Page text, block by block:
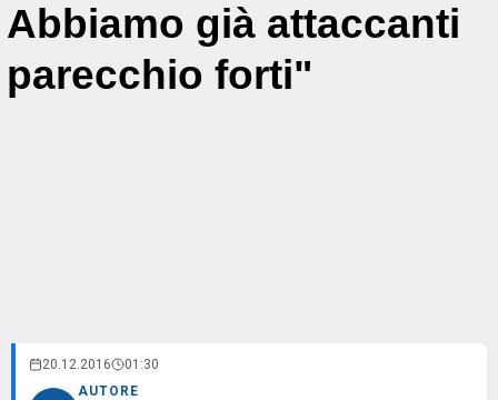
Abbiamo già attaccanti
parecchio forti"
20.12.2016 01:30
AUTORE